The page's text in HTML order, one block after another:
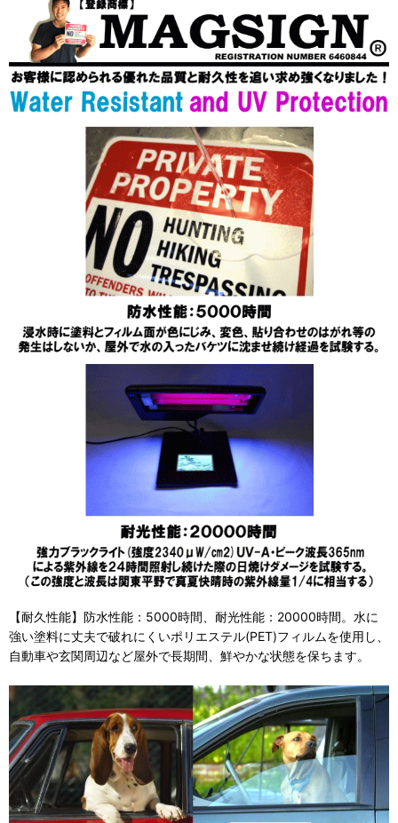
【耐久性能】防水性能：5000時間、耐光性能：20000時間。水に
強い塗料に丈夫で破れにくいポリエステル(PET)フィルムを使用し、
自動車や玄関周辺など屋外で長期間、鮮やかな状態を保ちます。